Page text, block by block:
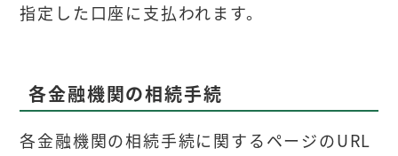
指定した口座に支払われます。
各金融機関の相続手続
各金融機関の相続手続に関するページのURL